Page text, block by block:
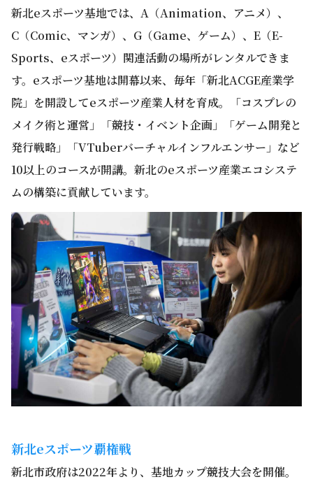
新北eスポーツ基地では、A（Animation、アニメ）、
C（Comic、マンガ）、G（Game、ゲーム）、E（E-
Sports、eスポーツ）関連活動の場所がレンタルできま
す。eスポーツ基地は開幕以来、毎年「新北ACGE産業学
院」を開設してeスポーツ産業人材を育成。「コスプレの
メイク術と運営」「競技・イベント企画」「ゲーム開発と
発行戦略」「VTuberバーチャルインフルエンサー」など
10以上のコースが開講。新北のeスポーツ産業エコシステ
ムの構築に貢献しています。
新北eスポーツ覇権戦
新北市政府は2022年より、基地カップ競技大会を開催。